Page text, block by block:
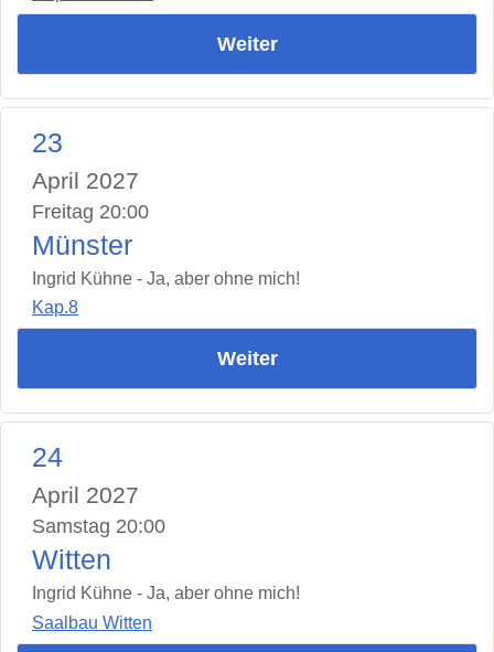
Weiter
23
April 2027
Freitag 20:00
Münster
Ingrid Kühne - Ja, aber ohne mich!
Kap.8
Weiter
24
April 2027
Samstag 20:00
Witten
Ingrid Kühne - Ja, aber ohne mich!
Saalbau Witten